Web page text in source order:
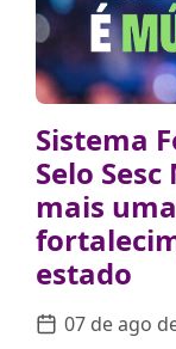
Sistema
Selo
mais
estado
07 de ago